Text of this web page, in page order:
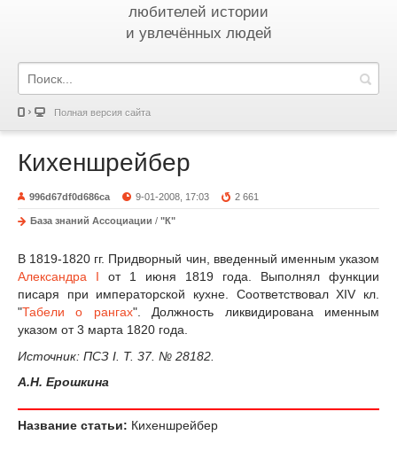
любителей истории
и увлечённых людей
Полная версия сайта
Кихеншрейбер
996d67df0d686ca 9-01-2008, 17:03 2 661
База знаний Ассоциации / "К"
В 1819-1820 гг. Придворный чин, введенный именным указом
Александра I от 1 июня 1819 года. Выполнял функции
писаря при императорской кухне. Соответствовал XIV кл.
"Табели о рангах". Должность ликвидирована именным
указом от 3 марта 1820 года.
Источник: ПСЗ I. Т. 37. № 28182.
А.Н. Ерошкина
Название статьи: Кихеншрейбер